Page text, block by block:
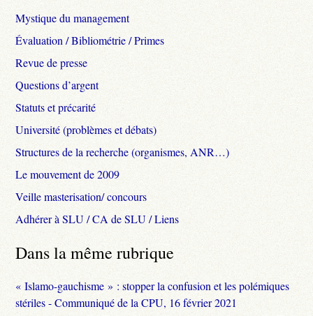
Mystique du management
Évaluation / Bibliométrie / Primes
Revue de presse
Questions d’argent
Statuts et précarité
Université (problèmes et débats)
Structures de la recherche (organismes, ANR…)
Le mouvement de 2009
Veille masterisation/ concours
Adhérer à SLU / CA de SLU / Liens
Dans la même rubrique
« Islamo-gauchisme » : stopper la confusion et les polémiques
stériles - Communiqué de la CPU, 16 février 2021